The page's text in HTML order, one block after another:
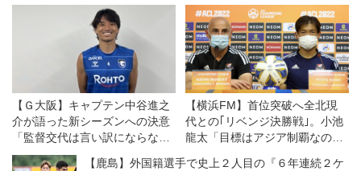
【Ｇ大阪】キャプテン中谷進之
介が語った新シーズンへの決意
「監督交代は言い訳にならな
い。結果が出せなければ、ツケ
【横浜FM】首位突破へ全北現
代との｢リベンジ決勝戦｣。小池
龍太「目標はアジア制覇なので
【鹿島】外国籍選手で史上２人目の『６年連続２ケ